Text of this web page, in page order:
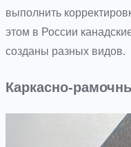
выполнить
этом в России
созданы разных видов.
Каркасно-